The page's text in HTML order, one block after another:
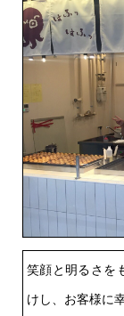
笑顔と明るさを
けし、お客様に